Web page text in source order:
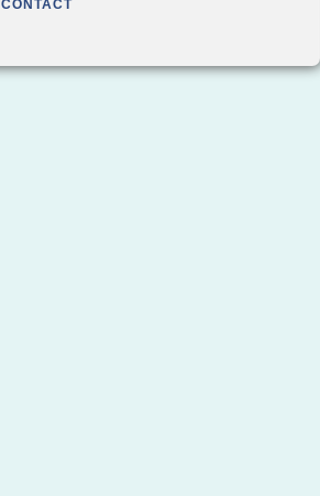
CONTACT